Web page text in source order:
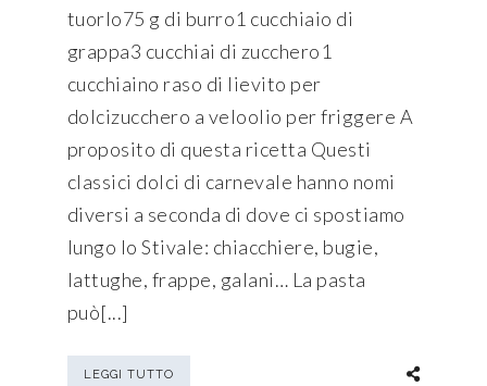
tuorlo75 g di burro1 cucchiaio di
grappa3 cucchiai di zucchero1
cucchiaino raso di lievito per
dolcizucchero a veloolio per friggere A
proposito di questa ricetta Questi
classici dolci di carnevale hanno nomi
diversi a seconda di dove ci spostiamo
lungo lo Stivale: chiacchiere, bugie,
lattughe, frappe, galani… La pasta
può[...]
LEGGI TUTTO